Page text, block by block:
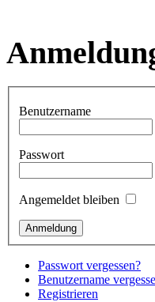
Benutzername
Passwort
Angemeldet bleiben
Passwort vergessen?
Benutzername
Registrieren